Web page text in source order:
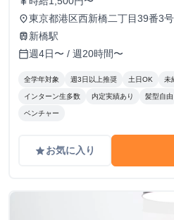
place東京都港区西新橋二丁目39番3
train 新橋駅
calendar_today週4日〜 / 週20時間〜
全学年対象 週3日以上推奨 土日OK 未
インターン生多数 内定実績あり 髪型自由
ベンチャー
gradeお気に入り